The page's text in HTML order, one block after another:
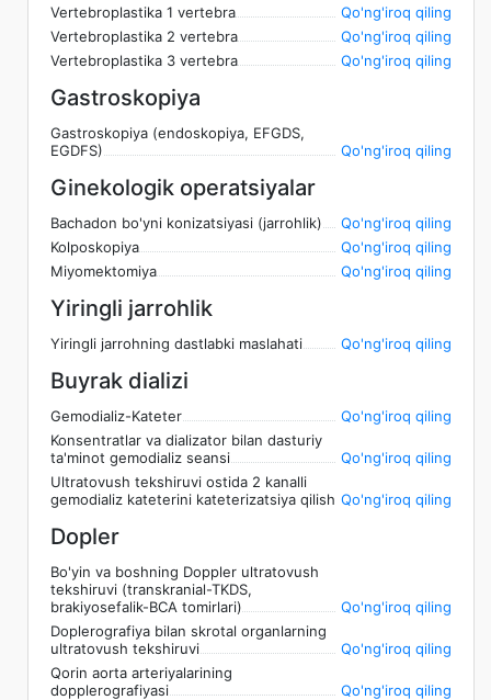
Vertebroplastika 1 vertebra
Qo'ng'iroq qiling
Vertebroplastika 2 vertebra
Qo'ng'iroq qiling
Vertebroplastika 3 vertebra
Qo'ng'iroq qiling
Gastroskopiya
Gastroskopiya (endoskopiya, EFGDS,
EGDFS)
Qo'ng'iroq qiling
Ginekologik operatsiyalar
Bachadon bo'yni konizatsiyasi (jarrohlik)
Qo'ng'iroq qiling
Kolposkopiya
Qo'ng'iroq qiling
Miyomektomiya
Qo'ng'iroq qiling
Yiringli jarrohlik
Yiringli jarrohning dastlabki maslahati Qo'ng'iroq qiling
Buyrak dializi
Gemodializ-Kateter
Qo'ng'iroq qiling
Konsentratlar va dializator bilan dasturiy
ta'minot gemodializ seansi
Qo'ng'iroq qiling
Ultratovush tekshiruvi ostida 2 kanalli
gemodializ kateterini kateterizatsiya qilish Qo'ng'iroq qiling
Dopler
Bo'yin va boshning Doppler ultratovush
tekshiruvi (transkranial-TKDS,
brakiyosefalik-BCA tomirlari)
Qo'ng'iroq qiling
Doplerografiya bilan skrotal organlarning
ultratovush tekshiruvi
Qo'ng'iroq qiling
Qorin aorta arteriyalarining
dopplerografiyasi
Qo'ng'iroq qiling